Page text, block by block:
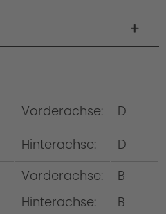
Vorderachse:
D
Hinterachse:
D
Vorderachse:
B
Hinterachse:
B